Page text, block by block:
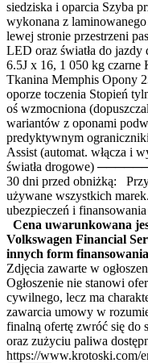
siedziska i oparcia Szyba
wykonana z
lewej stronie przestrzeni
LED oraz światła do
6.5J x 16, 1 050 kg czarne
Tkanina Memphis Opony
oporze toczenia Stopień
oś wzmocniona
wariantów z oponami
predyktywnym
Assist (automat. włącza i
światła drogowe)
30 dni przed obniżką:
używane wszystkich
ubezpieczeń i
Cena uwarunkowana
Volkswagen Financial
innych form
Zdjęcia zawarte w
Ogłoszenie nie stanowi
cywilnego, lecz ma
zawarcia umowy w
finalną ofertę zwróć się do
oraz zużyciu paliwa
https://www.krotoski.com/